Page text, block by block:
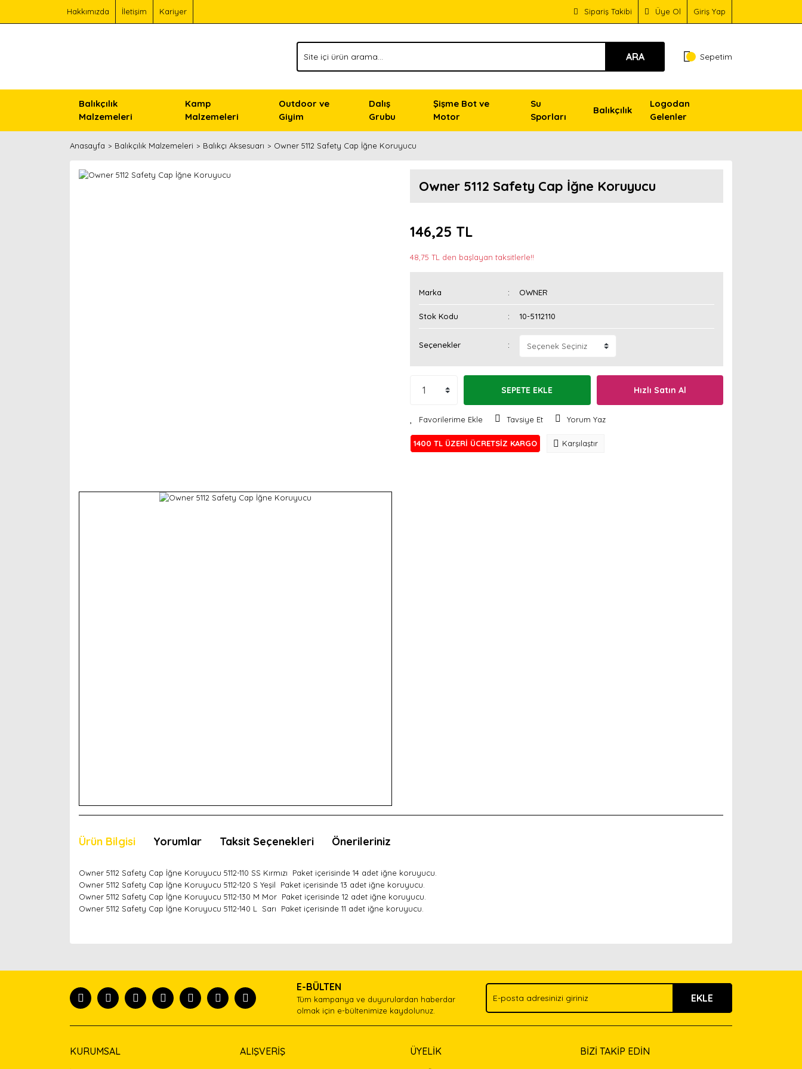
Hakkımızda İletişim Kariyer Sipariş Takibi Üye Ol Giriş Yap
ARA Sepetim
Balıkçılık
Malzemeleri
Kamp
Malzemeleri
Outdoor ve
Giyim
Dalış
Grubu
Şişme Bot ve
Motor
Su
Sporları
Balıkçılık
Logodan
Gelenler
Anasayfa Balıkçılık Malzemeleri Balıkçı Aksesuarı Owner 5112 Safety Cap İğne Koruyucu
Owner 5112 Safety Cap İğne Koruyucu
146,25 TL
48,75 TL den başlayan taksitlerle!!
Marka OWNER
Stok Kodu 10-5112110
Seçenekler
SEPETE EKLE Hızlı Satın Al
Tavsiye Et Yorum Yaz
1400 TL ÜZERİ ÜCRETSİZ KARGO Karşılaştır
Ürün Bilgisi Yorumlar Taksit Seçenekleri Önerileriniz
Owner 5112 Safety Cap İğne Koruyucu 5112-110 SS Kırmızı Paket içerisinde 14 adet iğne koruyucu.
Owner 5112 Safety Cap İğne Koruyucu 5112-120 S Yeşil Paket içerisinde 13 adet iğne koruyucu.
Owner 5112 Safety Cap İğne Koruyucu 5112-130 M Mor Paket içerisinde 12 adet iğne koruyucu.
Owner 5112 Safety Cap İğne Koruyucu 5112-140 L Sarı Paket içerisinde 11 adet iğne koruyucu.
Ürün açıklamasında eksik bilgiler bulunuyor.
Bu ürüne benzer farklı alternatifler olmalı.
E-BÜLTEN
Tüm kampanya ve duyurulardan haberdar
olmak için e-bültenimize kaydolunuz.
EKLE
KURUMSAL ALIŞVERİŞ ÜYELİK BİZİ TAKİP EDİN